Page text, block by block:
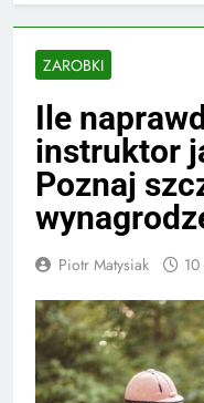
ZAROBKI
Ile
instruktor
Poznaj
Piotr Matysiak